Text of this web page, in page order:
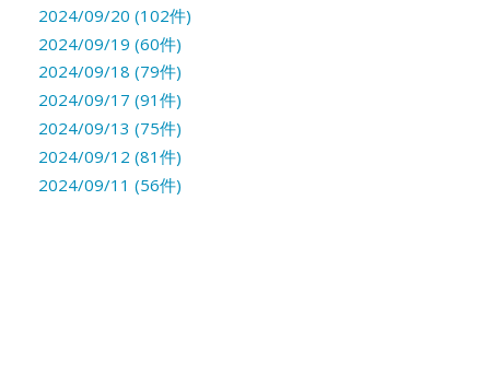
2024/09/20 (102件)
2024/09/19 (60件)
2024/09/18 (79件)
2024/09/17 (91件)
2024/09/13 (75件)
2024/09/12 (81件)
2024/09/11 (56件)